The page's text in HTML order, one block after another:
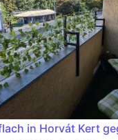
in Horvát Kert